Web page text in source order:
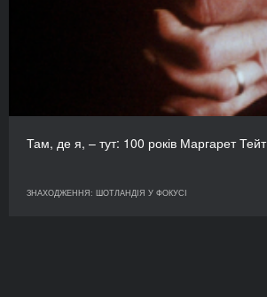
Там, де я, – тут: 100 років Маргарет Тейт
ЗНАХОДЖЕННЯ: ШОТЛАНДІЯ У ФОКУСІ